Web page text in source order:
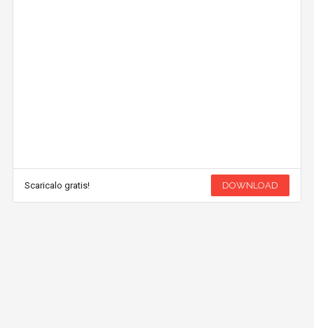
Scaricalo gratis! DOWNLOAD